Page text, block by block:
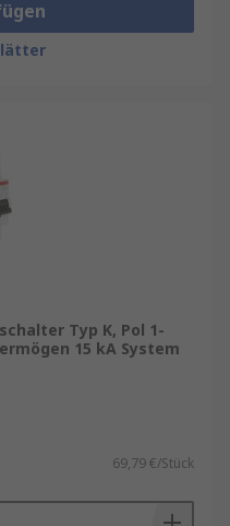
Typ K, Pol 1-
15 kA System
69,79 €/Stück